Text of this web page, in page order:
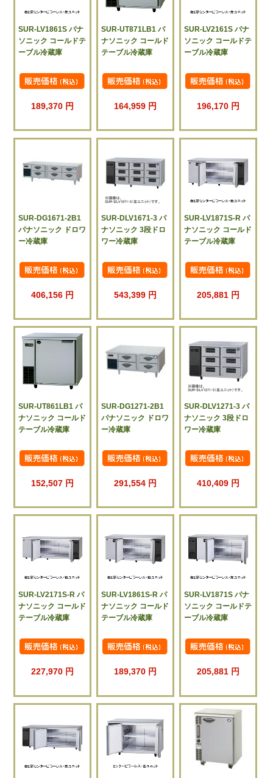
SUR-LV1861S パナ
ソニック コールドテ
ーブル冷蔵庫
189,370 円
SUR-UT871LB1 パ
ナソニック コールド
テーブル冷蔵庫
164,959 円
SUR-LV2161S パナ
ソニック コールドテ
ーブル冷蔵庫
196,170 円
SUR-DG1671-2B1
パナソニック ドロワ
ー冷蔵庫
406,156 円
SUR-DLV1671-3 パ
ナソニック 3段ドロ
ワー冷蔵庫
543,399 円
SUR-LV1871S-R パ
ナソニック コールド
テーブル冷蔵庫
205,881 円
SUR-UT861LB1 パ
ナソニック コールド
テーブル冷蔵庫
152,507 円
SUR-DG1271-2B1
パナソニック ドロワ
ー冷蔵庫
291,554 円
SUR-DLV1271-3 パ
ナソニック 3段ドロ
ワー冷蔵庫
410,409 円
SUR-LV2171S-R パ
ナソニック コールド
テーブル冷蔵庫
227,970 円
SUR-LV1861S-R パ
ナソニック コールド
テーブル冷蔵庫
189,370 円
SUR-LV1871S パナ
ソニック コールドテ
ーブル冷蔵庫
205,881 円